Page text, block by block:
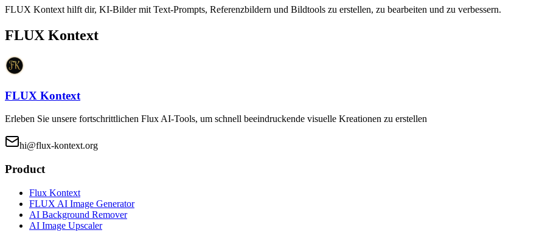
FLUX Kontext hilft dir, KI-Bilder mit Text-Prompts, Referenzbildern und Bildtools zu erstellen, zu bearbeiten und zu verbessern.
FLUX Kontext
FLUX Kontext
Erleben Sie unsere fortschrittlichen Flux AI-Tools, um schnell beeindruckende visuelle Kreationen zu erstellen
hi@flux-kontext.org
Product
Flux Kontext
FLUX AI Image Generator
AI Background Remover
AI Image Upscaler